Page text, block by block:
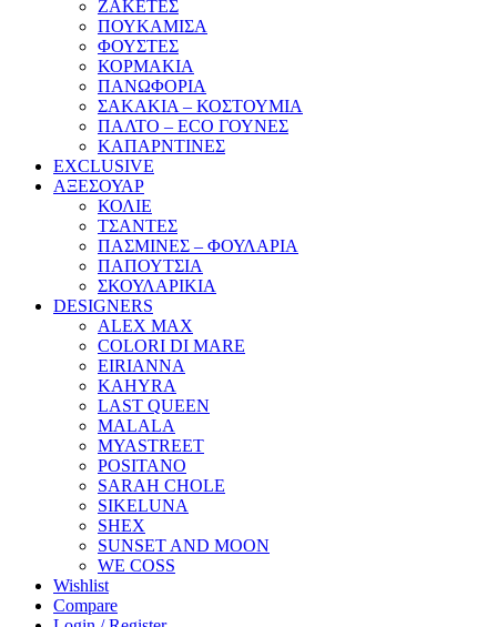
ΖΑΚΕΤΕΣ
ΠΟΥΚΑΜΙΣΑ
ΦΟΥΣΤΕΣ
ΚΟΡΜΑΚΙΑ
ΠΑΝΩΦΟΡΙΑ
ΣΑΚΑΚΙΑ – ΚΟΣΤΟΥΜΙΑ
ΠΑΛΤΟ – ECO ΓΟΥΝΕΣ
ΚΑΠΑΡΝΤΙΝΕΣ
EXCLUSIVE
ΑΞΕΣΟΥΑΡ
ΚΟΛΙΕ
ΤΣΑΝΤΕΣ
ΠΑΣΜΙΝΕΣ – ΦΟΥΛΑΡΙΑ
ΠΑΠΟΥΤΣΙΑ
ΣΚΟΥΛΑΡΙΚΙΑ
DESIGNERS
ALEX MAX
COLORI DI MARE
EIRIANNA
KAHYRA
LAST QUEEN
MALALA
MYASTREET
POSITANO
SARAH CHOLE
SIKELUNA
SHEX
SUNSET AND MOON
WE COSS
Wishlist
Compare